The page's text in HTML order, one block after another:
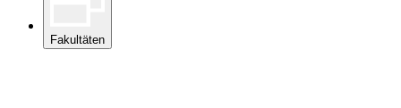
Fakultäten